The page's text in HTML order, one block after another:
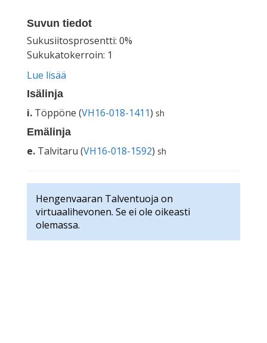
Suvun tiedot
Sukusiitosprosentti: 0%
Sukukatokerroin: 1
Lue lisää
Isälinja
i. Töppöne (VH16-018-1411) sh
Emälinja
e. Talvitaru (VH16-018-1592) sh
Hengenvaaran Talventuoja on
virtuaalihevonen. Se ei ole oikeasti
olemassa.